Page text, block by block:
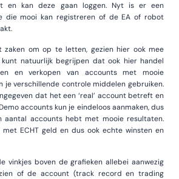
en kan deze gaan loggen. Nyt is er een
die mooi kan registreren of de EA of robot
zaken om op te letten, gezien hier ook mee
natuurlijk begrijpen dat ook hier handel
en verkopen van accounts met mooie
je verschillende controle middelen gebruiken.
dat het een ‘real’ account betreft en
accounts kun je eindeloos aanmaken, dus
accounts hebt met mooie resultaten.
met ECHT geld en dus ook echte winsten en
vinkjes boven de grafieken allebei aanwezig
of de account (track record en trading